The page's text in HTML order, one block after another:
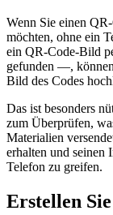
Wenn Sie einen
möchten, ohne ein
ein QR-Code-Bild
gefunden —,
Bild des Codes
Das ist besonders
zum Überprüfen,
Materialien
erhalten und seinen
Telefon zu greifen.
Erstellen